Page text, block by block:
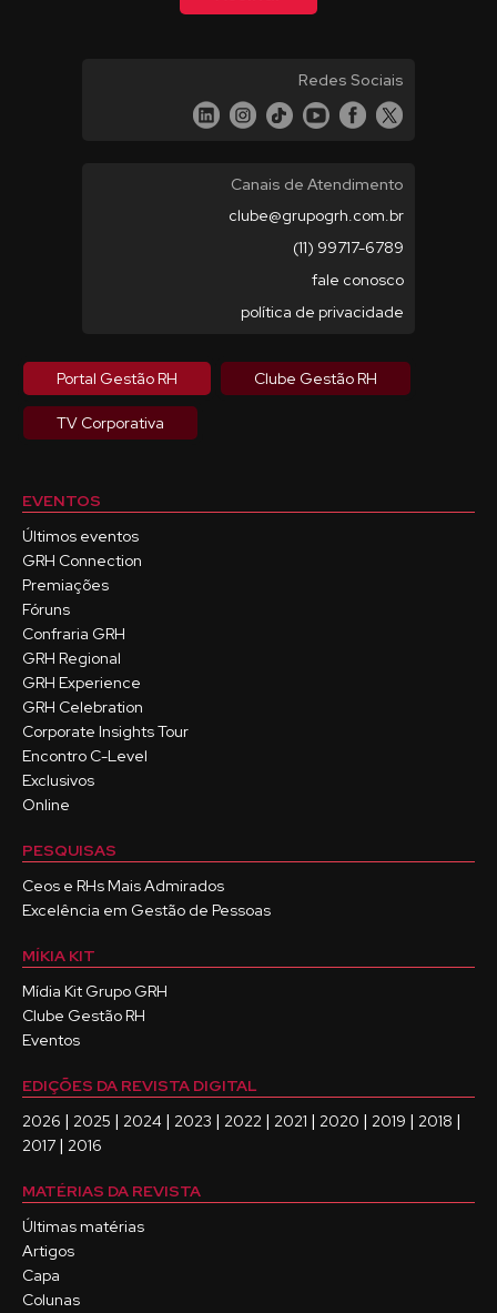
Redes Sociais
Canais de Atendimento
clube@grupogrh.com.br
(11) 99717-6789
fale conosco
política de privacidade
Portal Gestão RH Clube Gestão RH
TV Corporativa
EVENTOS
Últimos eventos
GRH Connection
Premiações
Fóruns
Confraria GRH
GRH Regional
GRH Experience
GRH Celebration
Corporate Insights Tour
Encontro C-Level
Exclusivos
Online
PESQUISAS
Ceos e RHs Mais Admirados
Excelência em Gestão de Pessoas
MÍKIA KIT
Mídia Kit Grupo GRH
Clube Gestão RH
Eventos
EDIÇÕES DA REVISTA DIGITAL
2026 | 2025 | 2024 | 2023 | 2022 | 2021 | 2020 | 2019 | 2018 |
2017 | 2016
MATÉRIAS DA REVISTA
Últimas matérias
Artigos
Capa
Colunas